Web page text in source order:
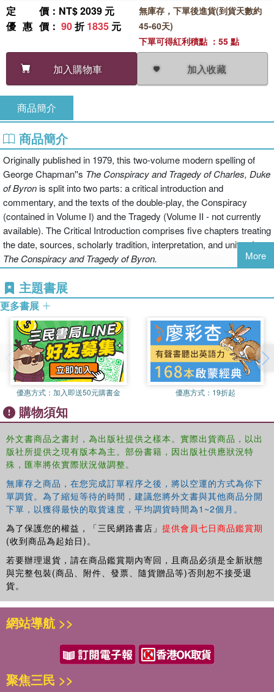
定價 ：NT$ 2039 元
優惠價 ： 90折1835 元
加入購物車 加入收藏
無庫存，下單後進貨(到貨天數約
45-60天)
下單可得紅利積點 ：55 點
商品簡介
商品簡介
Originally published in 1979, this two-volume modern spelling of
George Chapman''s The Conspiracy and Tragedy of Charles, Duke
of Byronis split into two parts: a critical introduction and
commentary, and the texts of the double-play, the Conspiracy
(contained in Volume I) and the Tragedy (Volume II - not currently
available). The Critical Introduction comprises five chapters treating
the date, sources, scholarly tradition, interpretation, and unity of
The Conspiracy and Tragedy of Byron.
More
主題書展
更多書展
優惠方式： 加入即送50元購書金 優惠方式： 19折起
購物須知
外文書商品之書封，為出版社提供之樣本。實際出貨商品，以出
版社所提供之現有版本為主。部份書籍，因出版社供應狀況特
殊，匯率將依實際狀況做調整。
無庫存之商品，在您完成訂單程序之後，將以空運的方式為你下
單調貨。為了縮短等待的時間，建議您將外文書與其他商品分開
下單，以獲得最快的取貨速度，平均調貨時間為1~2個月。
為了保護您的權益，「三民網路書店」 提供會員七日商品鑑賞期
(收到商品為起始日)。
若要辦理退貨，請在商品鑑賞期內寄回，且商品必須是全新狀態
與完整包裝(商品、附件、發票、隨貨贈品等)否則恕不接受退
貨。
網站導航 >>
聚焦三民 >>